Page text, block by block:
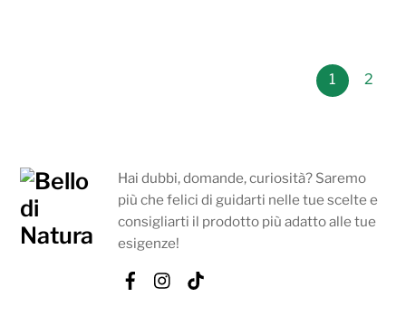
1 2
Hai dubbi, domande, curiosità? Saremo
più che felici di guidarti nelle tue scelte e
consigliarti il prodotto più adatto alle tue
esigenze!
FacebookInstagram